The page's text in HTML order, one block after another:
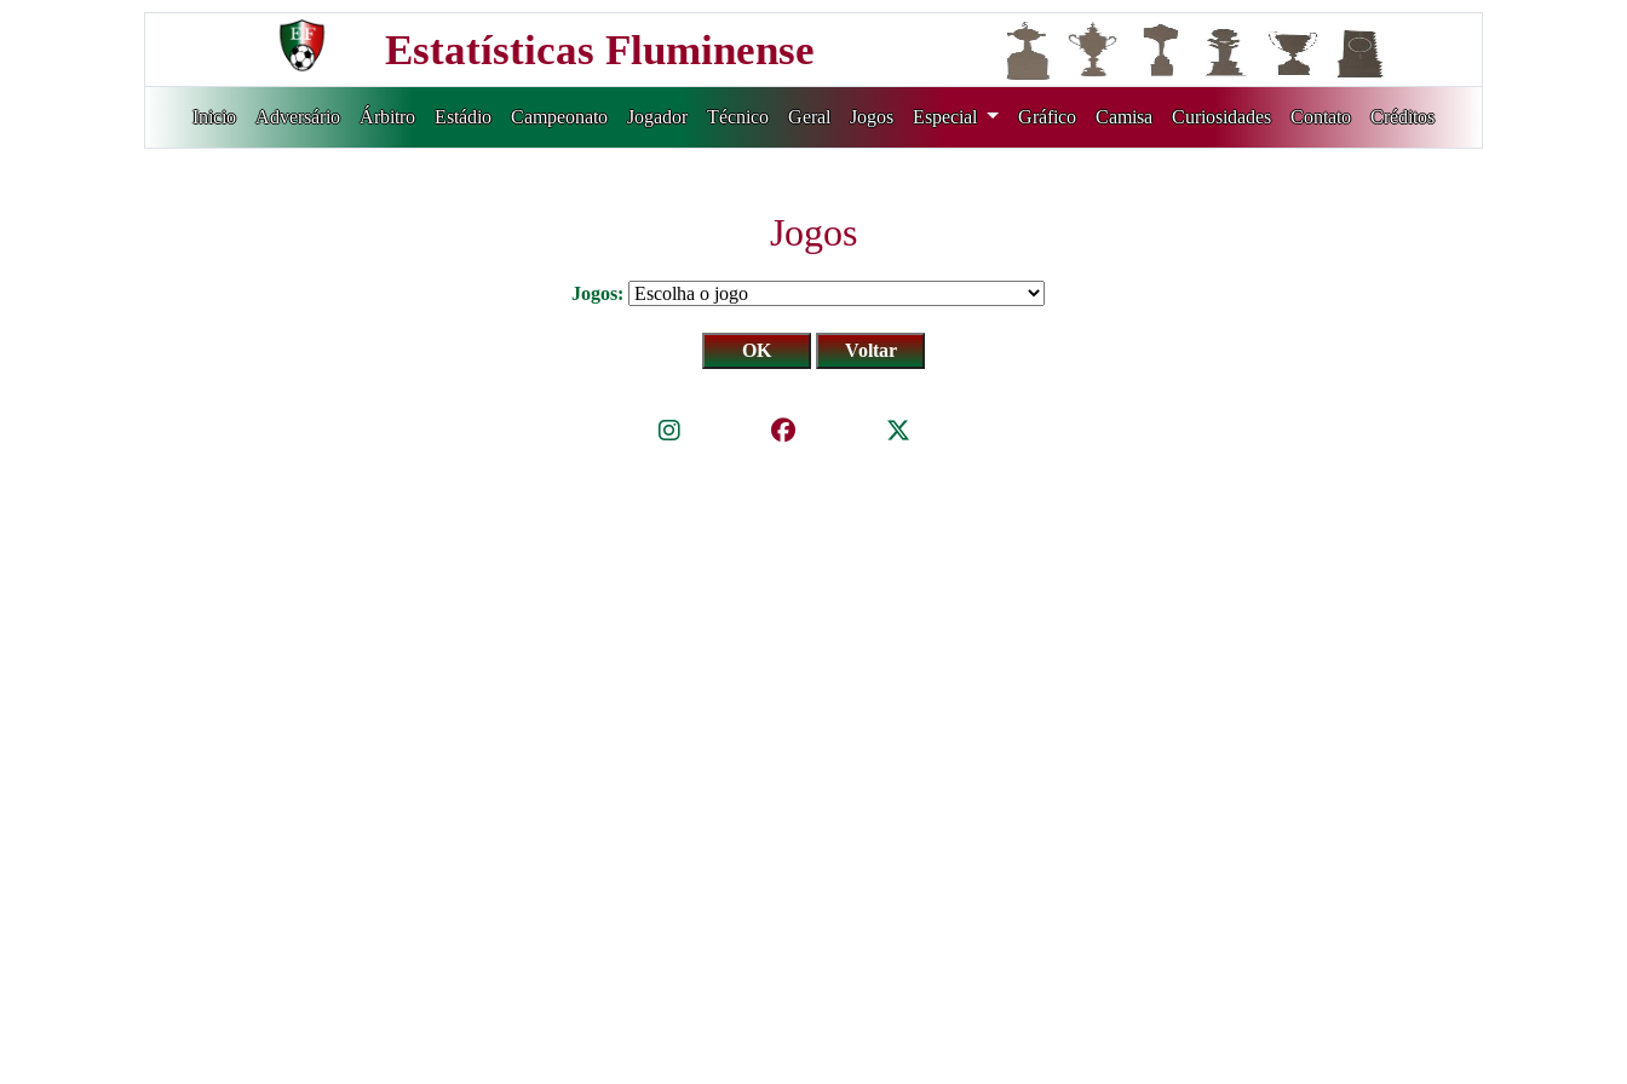
Estatísticas Fluminense
Inicio Adversário Árbitro Estádio Campeonato Jogador Técnico Geral Jogos Especial Gráfico Camisa Curiosidades Contato Créditos
Jogos
Jogos: